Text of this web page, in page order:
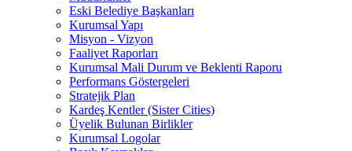
Eski Belediye Başkanları
Kurumsal Yapı
Misyon - Vizyon
Faaliyet Raporları
Kurumsal Mali Durum ve Beklenti Raporu
Performans Göstergeleri
Stratejik Plan
Kardeş Kentler (Sister Cities)
Üyelik Bulunan Birlikler
Kurumsal Logolar